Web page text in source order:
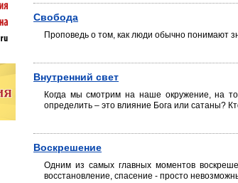
Свобода
Проповедь о том, как люди обычно понимают
Внутренний свет
Когда мы смотрим на наше окружение, на
определить – это влияние Бога или сатаны?
Воскрешение
Одним из самых главных моментов
восстановление, спасение - просто